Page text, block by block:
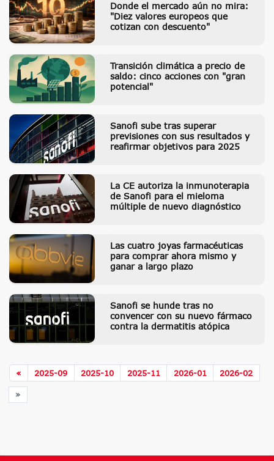
Donde el mercado aún no mira:
"Diez valores europeos que
cotizan con descuento"
Transición climática a precio de
saldo: cinco acciones con "gran
potencial"
Sanofi sube tras superar
previsiones con sus resultados y
reafirmar objetivos para 2025
La CE autoriza la inmunoterapia
de Sanofi para el mieloma
múltiple de nuevo diagnóstico
Las cuatro joyas farmacéuticas
para comprar ahora mismo y
ganar a largo plazo
Sanofi se hunde tras no
convencer con su nuevo fármaco
contra la dermatitis atópica
« 2025-09 2025-10 2025-11 2026-01 2026-02
»